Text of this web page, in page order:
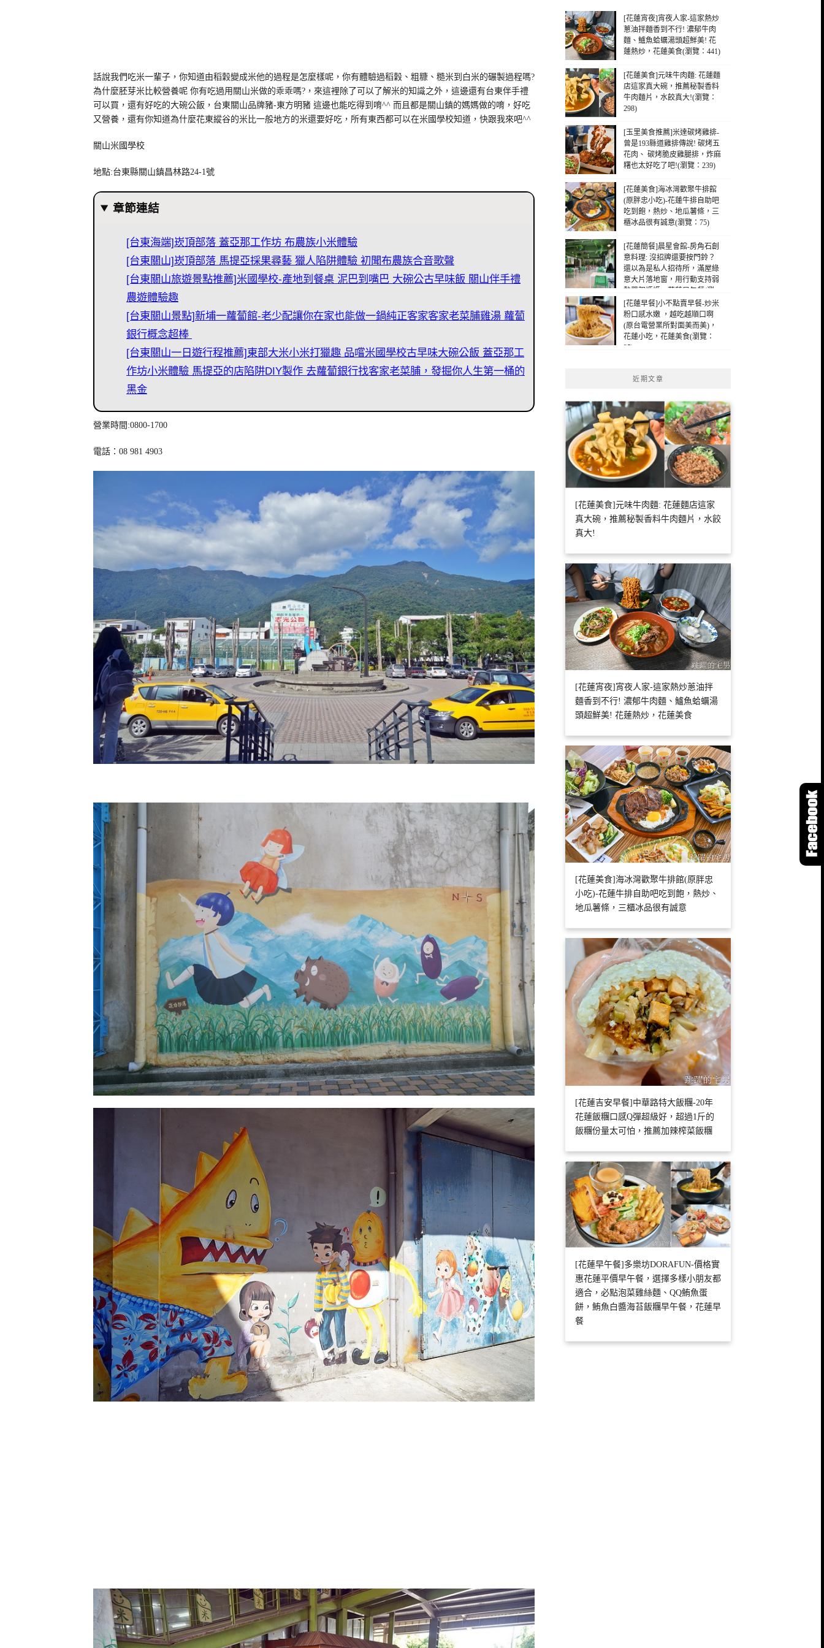
話說我們吃米一輩子，你知道由稻穀變成米他的過程是怎麼樣呢，你有體驗過稻穀、粗糠、糙米到白米的碾製過程嗎?
為什麼胚芽米比較營養呢 你有吃過用關山米做的乖乖嗎?，來這裡除了可以了解米的知識之外，這邊還有台東伴手禮
可以買，還有好吃的大碗公飯，台東關山品牌豬-東方明豬 這邊也能吃得到唷^^ 而且都是關山鎮的媽媽做的唷，好吃
又營養，還有你知道為什麼花東縱谷的米比一般地方的米還要好吃，所有東西都可以在米國學校知道，快跟我來吧^^
關山米國學校
地點:台東縣關山鎮昌林路24-1號
章節連結
[台東海端]崁頂部落 蓋亞那工作坊 布農族小米體驗
[台東關山]崁頂部落 馬提亞採果尋藝 獵人陷阱體驗 初聞布農族合音歌聲
[台東關山旅遊景點推薦]米國學校-產地到餐桌 泥巴到嘴巴 大碗公古早味飯 關山伴手禮
農遊體驗趣
[台東關山景點]新埔一蘿蔔館-老少配讓你在家也能做一鍋純正客家客家老菜脯雞湯 蘿蔔
銀行概念超棒
[台東關山一日遊行程推薦]東部大米小米打獵趣 品嚐米國學校古早味大碗公飯 蓋亞那工
作坊小米體驗 馬提亞的店陷阱DIY製作 去蘿蔔銀行找客家老菜脯，發掘你人生第一桶的
黑金
營業時間:0800-1700
電話：08 981 4903
[花蓮宵夜]宵夜人家-這家熱炒
蔥油拌麵香到不行! 濃郁牛肉
麵、鱸魚蛤蠣湯頭超鮮美! 花
蓮熱炒，花蓮美食(瀏覽：441)
[花蓮美食]元味牛肉麵: 花蓮麵
店這家真大碗，推薦秘製香料
牛肉麵片，水餃真大!(瀏覽：
298)
[玉里美食推薦]米達碳烤雞排-
曾是193縣道雞排傳說! 碳烤五
花肉、 碳烤脆皮雞腿排，炸麻
糬也太好吃了吧!(瀏覽：239)
[花蓮美食]海冰灣歡聚牛排館
(原胖忠小吃)-花蓮牛排自助吧
吃到飽，熱炒、地瓜薯條，三
櫃冰品很有誠意(瀏覽：75)
[花蓮簡餐]晨星會館-房角石創
意料理: 沒招牌還要按門鈴？
還以為是私人招待所，滿屋綠
意大片落地窗，用行動支持弱
勢單親媽媽，花蓮早午餐(瀏
覽：31)
[花蓮早餐]小不點賣早餐-炒米
粉口感水嫩 ，越吃越順口啊
(原台電營業所對面美而美)，
花蓮小吃，花蓮美食(瀏覽：
25)
近期文章
[花蓮美食]元味牛肉麵: 花蓮麵店這家
真大碗，推薦秘製香料牛肉麵片，水餃
真大!
[花蓮宵夜]宵夜人家-這家熱炒蔥油拌
麵香到不行! 濃郁牛肉麵、鱸魚蛤蠣湯
頭超鮮美! 花蓮熱炒，花蓮美食
[花蓮美食]海冰灣歡聚牛排館(原胖忠
小吃)-花蓮牛排自助吧吃到飽，熱炒、
地瓜薯條，三櫃冰品很有誠意
[花蓮吉安早餐]中華路特大飯糰-20年
花蓮飯糰口感Q彈超級好，超過1斤的
飯糰份量太可怕，推薦加辣榨菜飯糰
[花蓮早午餐]多樂坊DORAFUN-價格實
惠花蓮平價早午餐，選擇多樣小朋友都
適合，必點泡菜雞絲麵、QQ鮪魚蛋
餅，鮪魚白醬海苔飯糰早午餐，花蓮早
餐